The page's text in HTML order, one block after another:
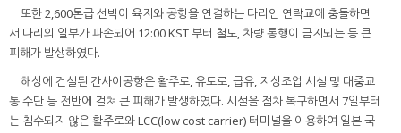
또한 2,600톤급 선박이 육지와 공항을 연결하는 다리인 연락교에 충돌하면
서 다리의 일부가 파손되어 12:00 KST 부터 철도, 차량 통행이 금지되는 등 큰
피해가 발생하였다.
해상에 건설된 간사이공항은 활주로, 유도로, 급유, 지상조업 시설 및 대중교
통 수단 등 전반에 걸쳐 큰 피해가 발생하였다. 시설을 점차 복구하면서 7일부터
는 침수되지 않은 활주로와 LCC(low cost carrier) 터미널을 이용하여 일본 국